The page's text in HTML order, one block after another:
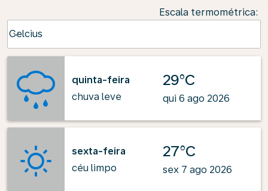
Escala termométrica:
Celcius
keyboard_arrow_down
quinta-feira
chuva leve
29°C
qui 6 ago 2026
sexta-feira
céu limpo
27°C
sex 7 ago 2026